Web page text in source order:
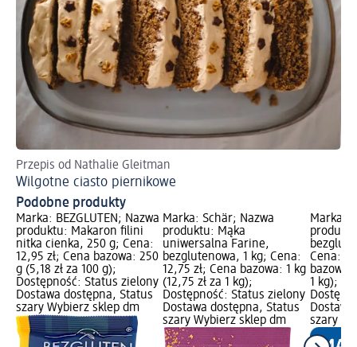
Przepis od Nathalie Gleitman
Wilgotne ciasto piernikowe
Podobne produkty
Marka: BEZGLUTEN; Nazwa
produktu: Makaron filini
nitka cienka, 250 g; Cena:
12,95 zł; Cena bazowa: 250
g (5,18 zł za 100 g);
Dostępność: Status zielony
Dostawa dostępna, Status
szary Wybierz sklep dm
Marka: Schär; Nazwa
produktu: Mąka
uniwersalna Farine,
bezglutenowa, 1 kg; Cena:
12,75 zł; Cena bazowa: 1 kg
(12,75 zł za 1 kg);
Dostępność: Status zielony
Dostawa dostępna, Status
szary Wybierz sklep dm
Marka:
Cena:
bazowa:
1 kg);
szary